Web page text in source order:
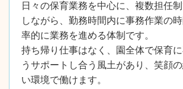
日々の保育業務を中心に、複数担任
しながら、勤務時間内に事務作業の
率的に業務を進める体制です。
持ち帰り仕事はなく、園全体で保育
うサポートし合う風土があり、笑顔
い環境で働けます。